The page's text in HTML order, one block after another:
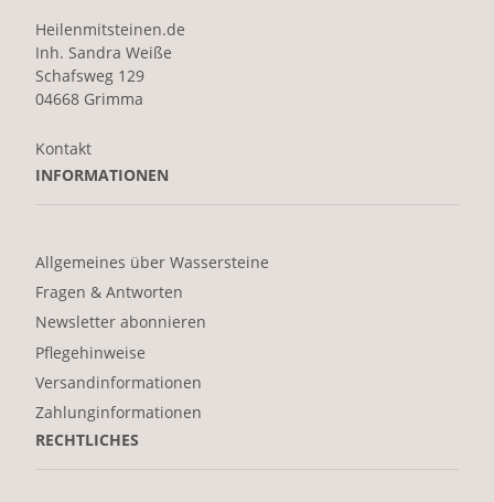
Heilenmitsteinen.de
Inh. Sandra Weiße
Schafsweg 129
04668 Grimma
Kontakt
INFORMATIONEN
Allgemeines über Wassersteine
Fragen & Antworten
Newsletter abonnieren
Pflegehinweise
Versandinformationen
Zahlunginformationen
RECHTLICHES